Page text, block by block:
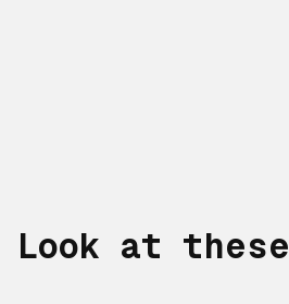
Look at these